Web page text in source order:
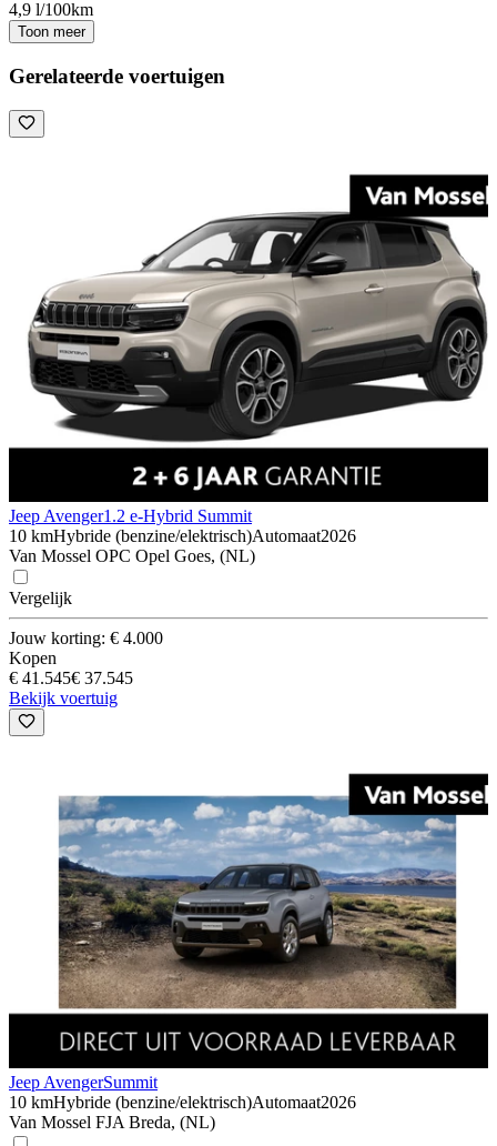
4,9 l/100km
Toon meer
Gerelateerde voertuigen
Jeep Avenger1.2 e-Hybrid Summit
10 kmHybride (benzine/elektrisch)Automaat2026
Van Mossel OPC Opel Goes, (NL)
Vergelijk
Jouw korting: € 4.000
Kopen
€ 41.545€ 37.545
Bekijk voertuig
Jeep AvengerSummit
10 kmHybride (benzine/elektrisch)Automaat2026
Van Mossel FJA Breda, (NL)